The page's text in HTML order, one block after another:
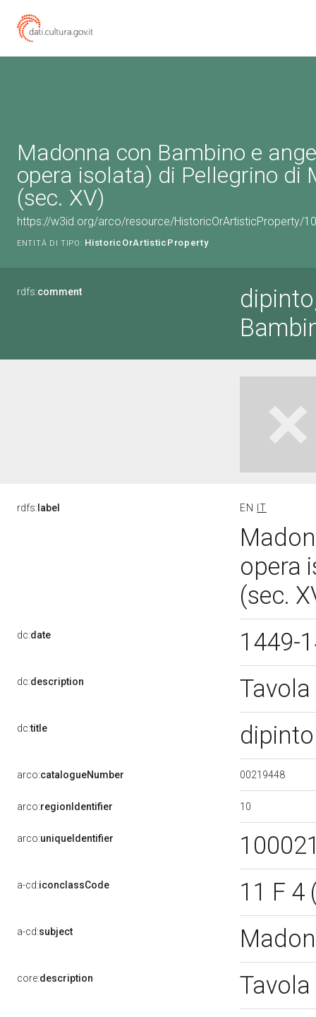
Madonna con Bambino e
opera isolata) di Pellegrino di
(sec. XV)
https://w3id.org/arco/resource/HistoricOrArtisticProperty/
ENTITÀ DI TIPO: HistoricOrArtisticProperty
rdfs:comment
rdfs: label EN IT
opera
(sec.
dc:date 1449-
dc:description
dc:title
arco:catalogueNumber 00219448
arco:regionIdentifier 10
arco:uniqueIdentifier
a-cd:iconclassCode 11 F 4
a-cd:subject
core:description